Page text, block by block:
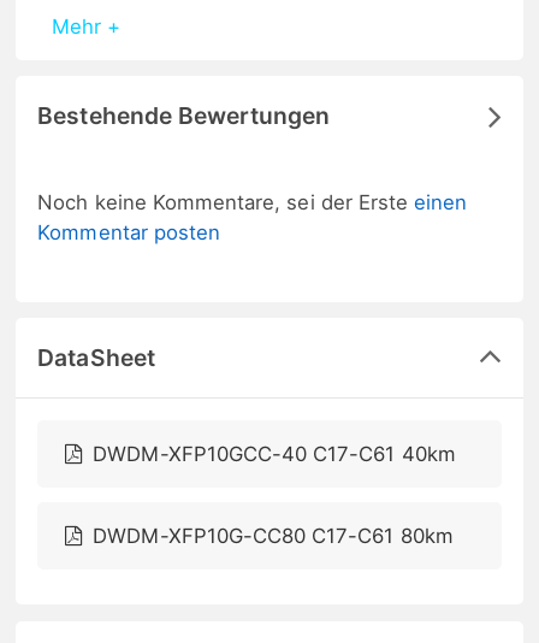
Mehr +
Bestehende Bewertungen
Noch keine Kommentare, sei der Ersteeinen
Kommentar posten
DataSheet
DWDM-XFP10GCC-40 C17-C61 40km
DWDM-XFP10G-CC80 C17-C61 80km